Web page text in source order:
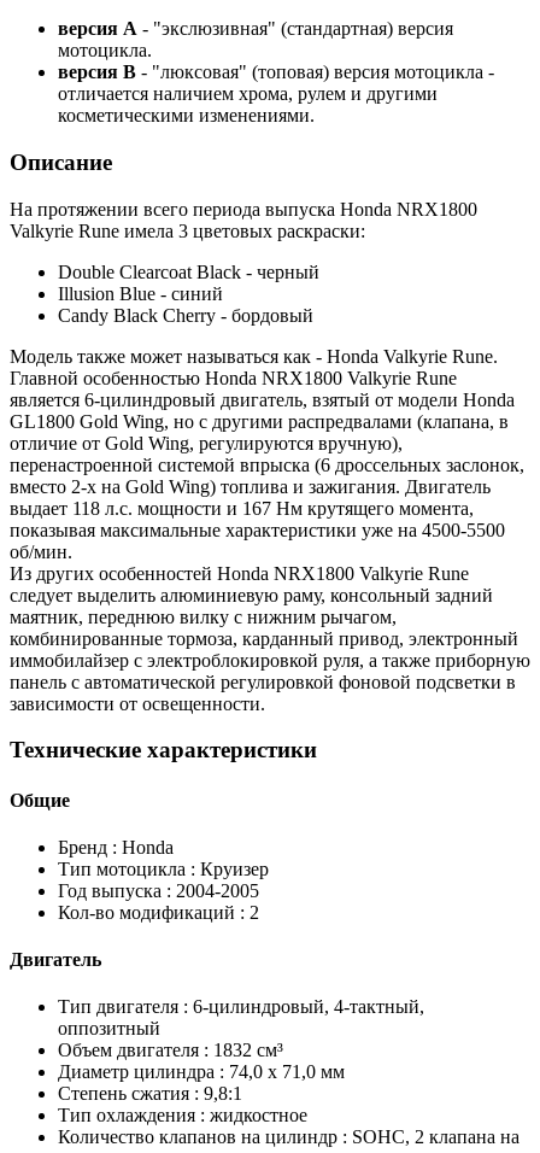
версия A - "экслюзивная" (стандартная) версия
мотоцикла.
версия B - "люксовая" (топовая) версия мотоцикла -
отличается наличием хрома, рулем и другими
косметическими изменениями.
Описание
На протяжении всего периода выпуска Honda NRX1800
Valkyrie Rune имела 3 цветовых раскраски:
Double Clearcoat Black - черный
Illusion Blue - синий
Candy Black Cherry - бордовый
Модель также может называться как - Honda Valkyrie Rune.
Главной особенностью Honda NRX1800 Valkyrie Rune
является 6-цилиндровый двигатель, взятый от модели Honda
GL1800 Gold Wing, но с другими распредвалами (клапана, в
отличие от Gold Wing, регулируются вручную),
перенастроенной системой впрыска (6 дроссельных заслонок,
вместо 2-х на Gold Wing) топлива и зажигания. Двигатель
выдает 118 л.с. мощности и 167 Нм крутящего момента,
показывая максимальные характеристики уже на 4500-5500
об/мин.
Из других особенностей Honda NRX1800 Valkyrie Rune
следует выделить алюминиевую раму, консольный задний
маятник, переднюю вилку с нижним рычагом,
комбинированные тормоза, карданный привод, электронный
иммобилайзер с электроблокировкой руля, а также приборную
панель с автоматической регулировкой фоновой подсветки в
зависимости от освещенности.
Технические характеристики
Общие
Бренд : Honda
Тип мотоцикла : Круизер
Год выпуска : 2004-2005
Кол-во модификаций : 2
Двигатель
Тип двигателя : 6-цилиндровый, 4-тактный,
оппозитный
Объем двигателя : 1832 см³
Диаметр цилиндра : 74,0 x 71,0 мм
Степень сжатия : 9,8:1
Тип охлаждения : жидкостное
Количество клапанов на цилиндр : SOHC, 2 клапана на